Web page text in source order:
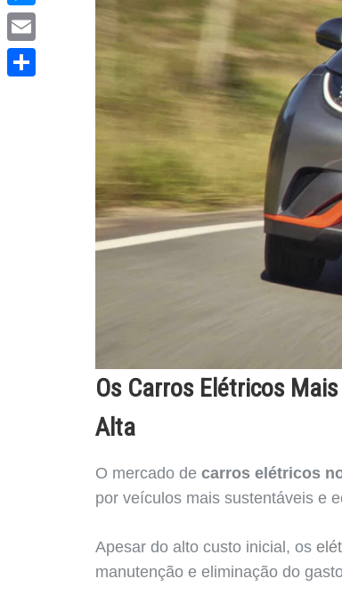
Os Carros Elétricos
Alta
O mercado de carros elétricos
por veículos mais sustentáveis e
Apesar do alto custo inicial, os
manutenção e eliminação do
Messenger
Email